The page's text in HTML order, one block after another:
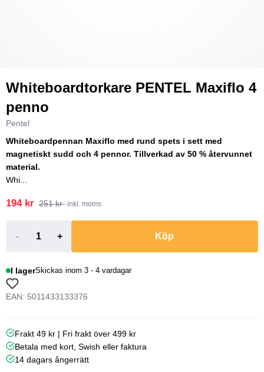
Whiteboardtorkare PENTEL Maxiflo 4
penno
Pentel
Whiteboardpennan Maxiflo med rund spets i sett med
magnetiskt sudd och 4 pennor. Tillverkad av 50 % återvunnet
material.
Whi...
194 kr 251 kr inkl. moms
- + Köp
I lagerSkickas inom 3 - 4 vardagar
EAN: 5011433133376
Frakt 49 kr | Fri frakt över 499 kr
Betala med kort, Swish eller faktura
14 dagars ångerrätt